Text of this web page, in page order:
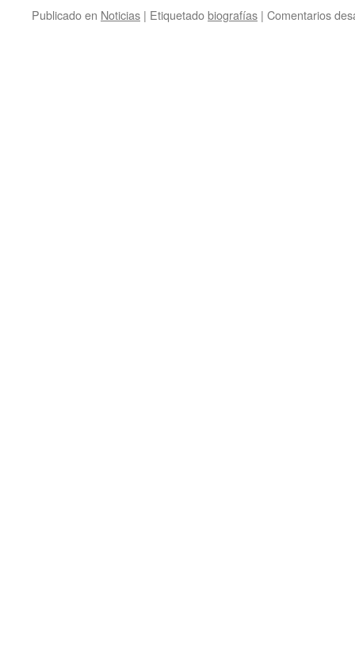
Publicado en Noticias | Etiquetadobiografías | Comentarios